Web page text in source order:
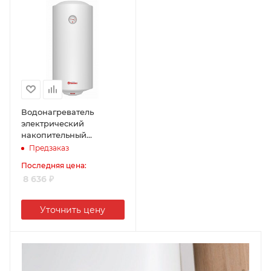
Водонагреватель
электрический
накопительный
THERMEX TitaniumHeat
биостеклофарфор, 60л,
1,5кВт
Предзаказ
Последняя цена:
8 636 ₽
Уточнить цену